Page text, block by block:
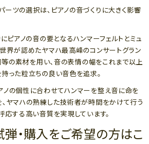
ツの選択は、ピアノの音づくりに大きく影響
ピアノの音の要となるハンマーフェルトとミュ
界が認めたヤマハ最高峰のコンサートグラン
等の素材を用い、音の表情の幅をこれまで以上
った粒立ちの良い音色を追求。
ノの個性に合わせてハンマーを整え音に命を
、ヤマハの熟練した技術者が時間をかけて行う
応する高い音質を実現しています。
弾・購入をご希望の方はこ